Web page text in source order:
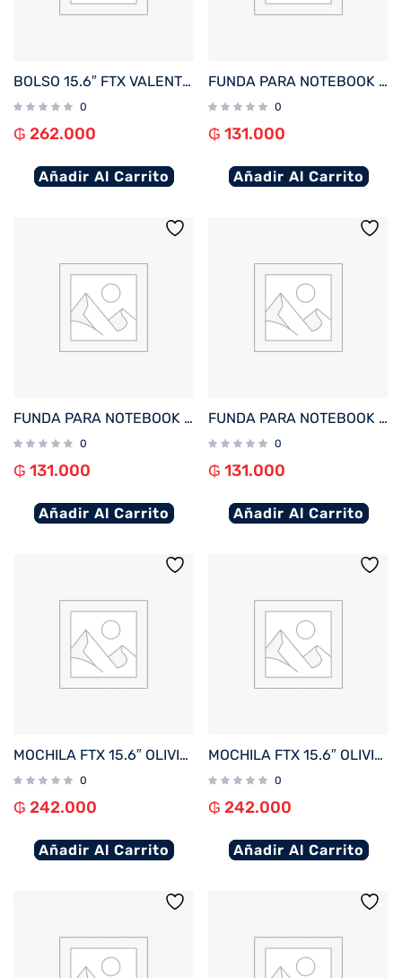
BOLSO 15.6″ FTX VALENTINA-BK NEGRO
0
₲ 262.000
Añadir Al Carrito
FUNDA PARA NOTEBOOK FTX ZENIT-BL 16″ AZUL 124986
0
₲ 131.000
Añadir Al Carrito
FUNDA PARA NOTEBOOK FTX ZENIT-GN 16″ VERDE
0
₲ 131.000
Añadir Al Carrito
FUNDA PARA NOTEBOOK FTX ZENIT-BG 16″ BEIGE
0
₲ 131.000
Añadir Al Carrito
MOCHILA FTX 15.6″ OLIVIA-RBR MARRON ROJIZO
0
₲ 242.000
Añadir Al Carrito
MOCHILA FTX 15.6″ OLIVIA-BL AZUL
0
₲ 242.000
Añadir Al Carrito